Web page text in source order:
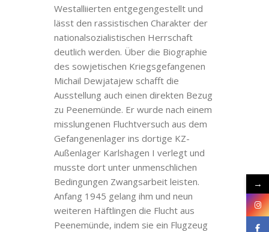
Westalliierten entgegengestellt und
lässt den rassistischen Charakter der
nationalsozialistischen Herrschaft
deutlich werden. Über die Biographie
des sowjetischen Kriegsgefangenen
Michail Dewjatajew schafft die
Ausstellung auch einen direkten Bezug
zu Peenemünde. Er wurde nach einem
misslungenen Fluchtversuch aus dem
Gefangenenlager ins dortige KZ-
Außenlager Karlshagen I verlegt und
musste dort unter unmenschlichen
Bedingungen Zwangsarbeit leisten.
Anfang 1945 gelang ihm und neun
weiteren Häftlingen die Flucht aus
Peenemünde, indem sie ein Flugzeug
→